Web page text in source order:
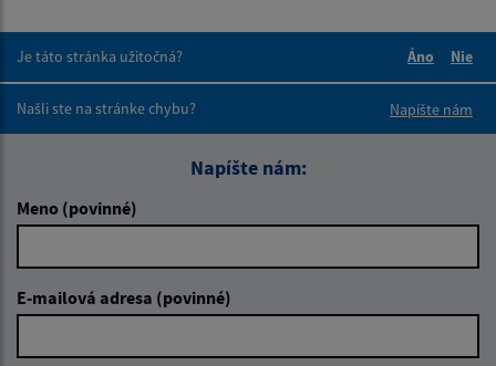
Je táto stránka užitočná?
Áno
Nie
Našli ste na stránke chybu?
Napíšte nám
Napíšte nám:
Meno (povinné)
E-mailová adresa (povinné)